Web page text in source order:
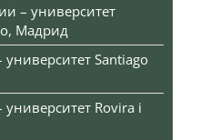
– университет
Мадрид
Santiago
Rovira i